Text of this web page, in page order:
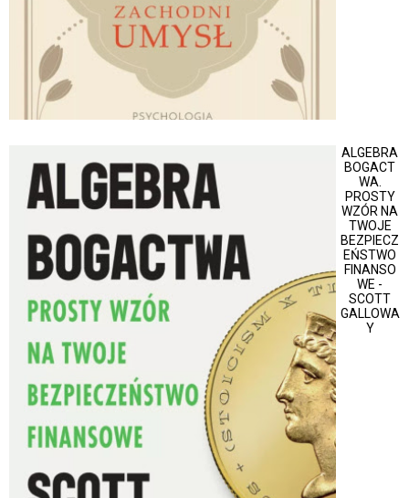
ALGEBRA
BOGACT
WA.
PROSTY
WZÓR NA
TWOJE
BEZPIECZ
EŃSTWO
FINANSO
WE -
SCOTT
GALLOWA
Y